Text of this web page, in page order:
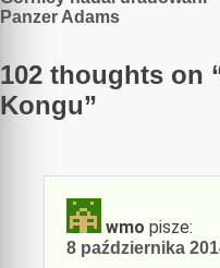
wpisu
Panzer Adams
102 thoughts on
Kongu”
wmo pisze:
8 października